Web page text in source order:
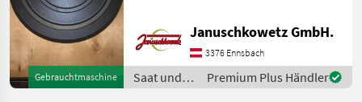
Gebrauchtmaschine
(z.Bsp. Rote Rüben)
kompletter Satz mit
Abdeckring f. Gem
Januschkowetz GmbH.
3376 Ennsbach
Saat und
Pflege /
Premium Plus Händler